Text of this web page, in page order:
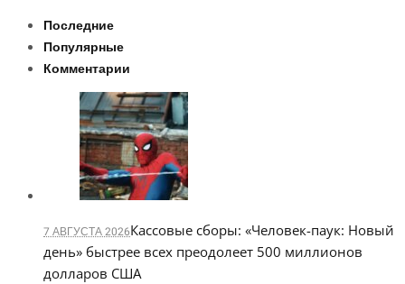
Последние
Популярные
Комментарии
7 АВГУСТА 2026Кассовые сборы: «Человек-паук: Новый
день» быстрее всех преодолеет 500 миллионов
долларов США